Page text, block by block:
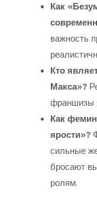
Как
важность
Кто
Макса»?
франшизы
Как
ярости»?
сильные
бросают
ролям.